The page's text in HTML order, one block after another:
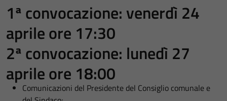
1ª convocazione:venerdì 24
aprile ore 17:30
2ª convocazione: lunedì 27
aprile ore 18:00
Comunicazioni del Presidente del Consiglio comunale e